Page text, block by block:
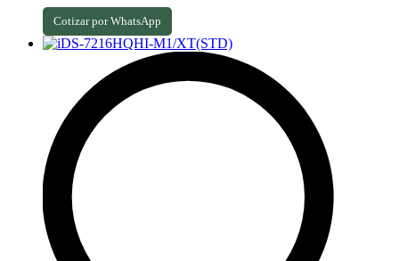
Cotizar por WhatsApp